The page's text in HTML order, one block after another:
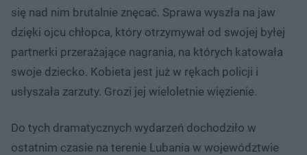
się nad nim brutalnie znęcać. Sprawa wyszła na jaw
dzięki ojcu chłopca, który otrzymywał od swojej byłej
partnerki przerażające nagrania, na których katowała
swoje dziecko. Kobieta jest już w rękach policji i
usłyszała zarzuty. Grozi jej wieloletnie więzienie.
Do tych dramatycznych wydarzeń dochodziło w
ostatnim czasie na terenie Lubania w województwie